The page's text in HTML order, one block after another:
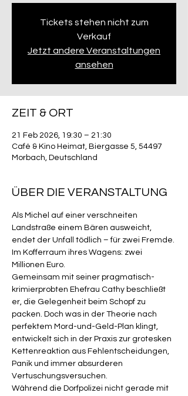
Tickets stehen nicht zum
Verkauf
Jetzt andere Veranstaltungen
ansehen
ZEIT & ORT
21 Feb 2026, 19:30 – 21:30
Café & Kino Heimat, Biergasse 5, 54497
Morbach, Deutschland
ÜBER DIE VERANSTALTUNG
Als Michel auf einer verschneiten
Landstraße einem Bären ausweicht,
endet der Unfall tödlich – für zwei Fremde.
Im Kofferraum ihres Wagens: zwei
Millionen Euro.
Gemeinsam mit seiner pragmatisch-
krimierprobten Ehefrau Cathy beschließt
er, die Gelegenheit beim Schopf zu
packen. Doch was in der Theorie nach
perfektem Mord-und-Geld-Plan klingt,
entwickelt sich in der Praxis zur grotesken
Kettenreaktion aus Fehlentscheidungen,
Panik und immer absurderen
Vertuschungsversuchen.
Während die Dorfpolizei nicht gerade mit